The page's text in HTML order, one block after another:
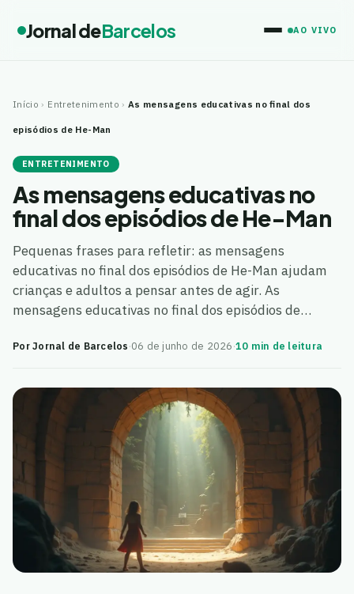
Jornal deBarcelos AO VIVO
Início › Entretenimento › As mensagens educativas no final dos
episódios de He-Man
ENTRETENIMENTO
As mensagens educativas no
final dos episódios de He-Man
Pequenas frases para refletir: as mensagens
educativas no final dos episódios de He-Man ajudam
crianças e adultos a pensar antes de agir. As
mensagens educativas no final dos episódios de…
Por Jornal de Barcelos·06 de junho de 2026·10 min de leitura